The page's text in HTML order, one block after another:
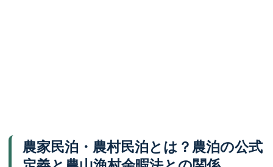
農家民泊・農村民泊とは？農泊の公式